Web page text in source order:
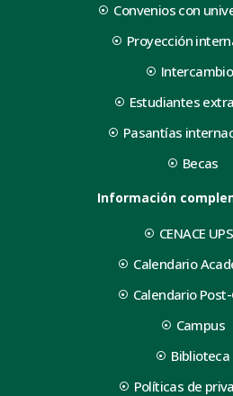
Convenios con
Proyección
Estudiantes
Pasantías
Becas
Información
CENACE
Calendario
Calendario
Campus
Biblioteca
Políticas de